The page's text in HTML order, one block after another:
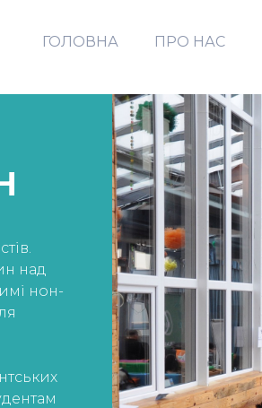
ГОЛОВНА ПРО НАС
над
нон-